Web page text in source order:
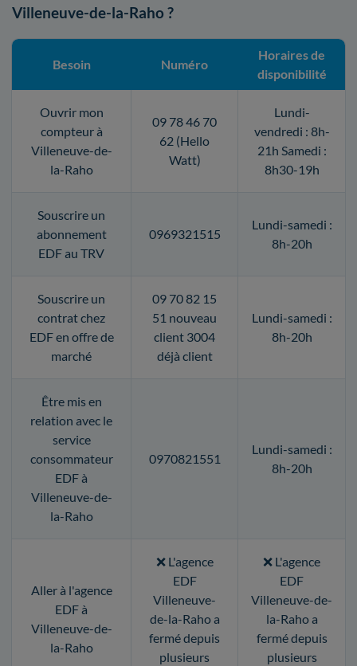
Villeneuve-de-la-Raho ?
Besoin Numéro
Horaires de
disponibilité
Ouvrir mon
compteur à
Villeneuve-de-
la-Raho
09 78 46 70
62 (Hello
Watt)
Lundi-
vendredi : 8h-
21h Samedi :
8h30-19h
Souscrire un
abonnement
EDF au TRV
0969321515
Lundi-samedi :
8h-20h
Souscrire un
contrat chez
EDF en offre de
marché
09 70 82 15
51 nouveau
client 3004
déjà client
Lundi-samedi :
8h-20h
Être mis en
relation avec le
service
consommateur
EDF à
Villeneuve-de-
la-Raho
0970821551
Lundi-samedi :
8h-20h
Aller à l'agence
EDF à
Villeneuve-de-
la-Raho
❌ L'agence
EDF
Villeneuve-
de-la-Raho a
fermé depuis
plusieurs
❌ L'agence
EDF
Villeneuve-de-
la-Raho a
fermé depuis
plusieurs